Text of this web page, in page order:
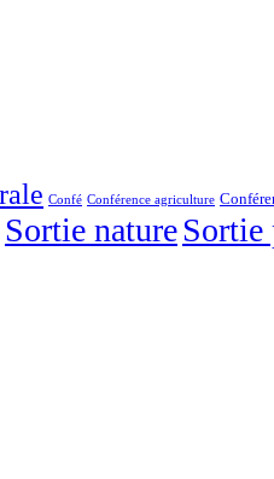
Confé Conférence agriculture
Sortie natureSortie